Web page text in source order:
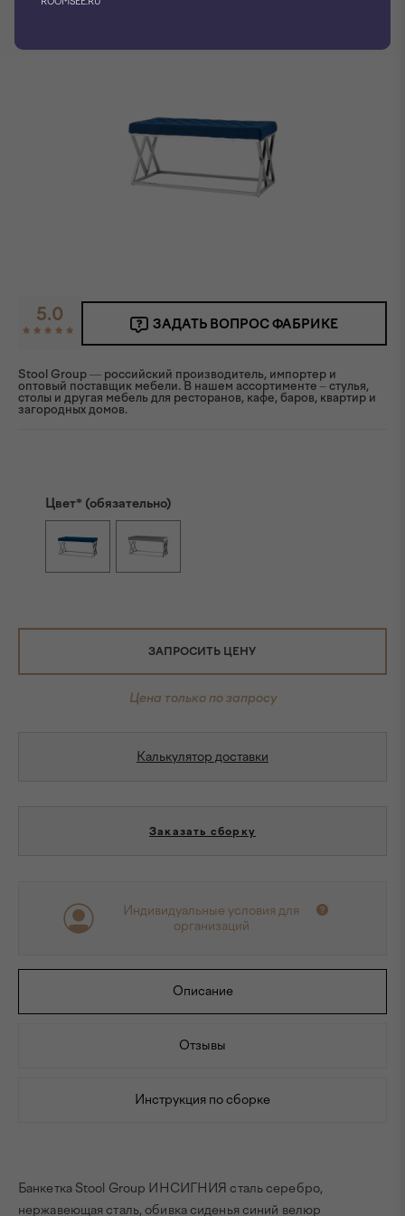
5.0 ЗАДАТЬ ВОПРОС ФАБРИКЕ
Stool Group — российский производитель, импортер и
оптовый поставщик мебели. В нашем ассортименте – стулья,
столы и другая мебель для ресторанов, кафе, баров, квартир и
загородных домов.
Цвет* (обязательно)
ЗАПРОСИТЬ ЦЕНУ
Цена только по запросу
Калькулятор доставки
Заказать сборку
Индивидуальные условия для
организаций
Описание
Отзывы
Инструкция по сборке
Банкетка Stool Group ИНСИГНИЯ сталь серебро,
нержавеющая сталь, обивка сиденья синий велюр